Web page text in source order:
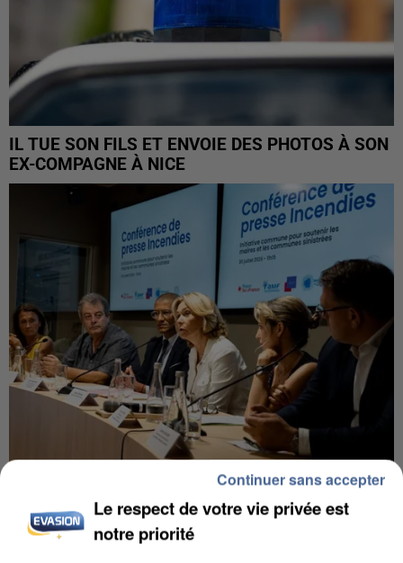
IL TUE SON FILS ET ENVOIE DES PHOTOS À SON
EX-COMPAGNE À NICE
INCENDIES : L’ÎLE-DE-FRANCE LANCE UN ÉLAN
DE SOLIDARITÉ AVEC LES...
Le respect de votre vie privée est
notre priorité
Continuer sans accepter